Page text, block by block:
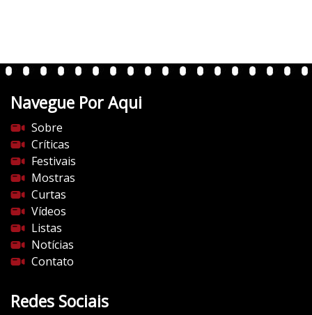
n
e
s
d
o
c
i
n
e
m
a
c
o
Navegue Por Aqui
Sobre
Críticas
Festivais
Mostras
Curtas
Vídeos
Listas
Notícias
Contato
Redes Sociais